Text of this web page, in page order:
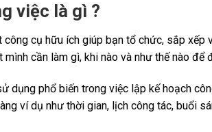
việc là gì ?
công cụ hữu ích giúp bạn tổ chức, sắp
cần làm gì, khi nào và như thế nào
dụng phổ biến trong việc lập kế hoạch
ví dụ như thời gian, lịch công tác, buổi